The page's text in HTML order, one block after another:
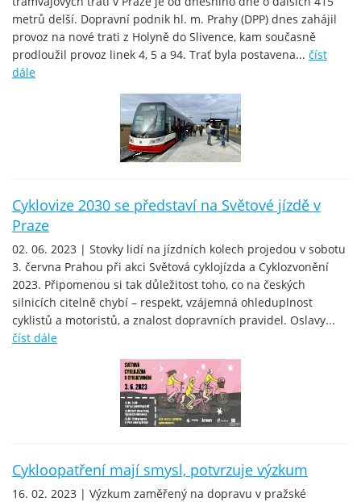
metrů delší. Dopravní podnik hl. m. Prahy (DPP) dnes zahájil
provoz na nové trati z Holyně do Slivence, kam současně
prodloužil provoz linek 4, 5 a 94. Trať byla postavena... číst
dále
Cyklovize 2030 se představí na Světové jízdě v
Praze
02. 06. 2023 | Stovky lidí na jízdních kolech projedou v sobotu
3. června Prahou při akci Světová cyklojízda a Cyklozvonění
2023. Připomenou si tak důležitost toho, co na českých
silnicích citelně chybí – respekt, vzájemná ohleduplnost
cyklistů a motoristů, a znalost dopravních pravidel. Oslavy...
číst dále
Cykloopatření mají smysl, potvrzuje výzkum
16. 02. 2023 | Výzkum zaměřený na dopravu v pražské